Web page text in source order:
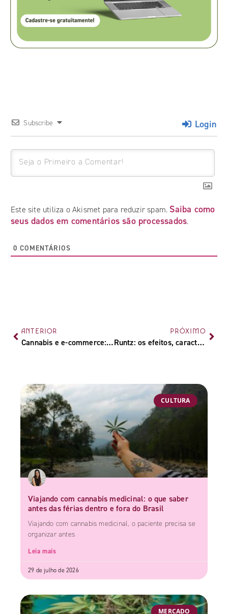
Subscribe Login
Este site utiliza o Akismet para reduzir spam. Saiba como
seus dados em comentários são processados.
0 COMENTÁRIOS
ANTERIOR
Cannabis e e-commerce: como impulsionar seu negócio canábico
PRÓXIMO
Runtz: os efeitos, características e formas de cultivo da genética
CULTURA
Viajando com cannabis medicinal: o que saber
antes das férias dentro e fora do Brasil
Viajando com cannabis medicinal, o paciente precisa se
organizar antes
Leia mais
29 de julho de 2026
MERCADO